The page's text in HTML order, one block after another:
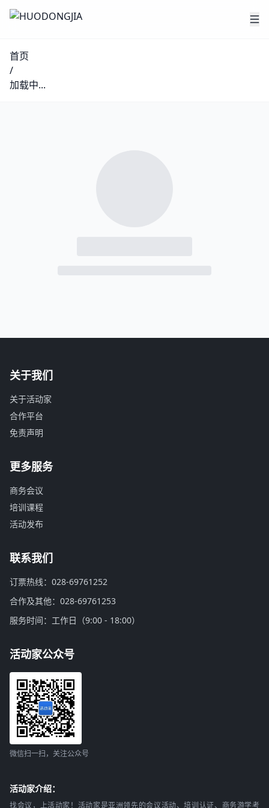
首页
/
加载中...
关于我们
关于活动家
合作平台
免责声明
更多服务
商务会议
培训课程
活动发布
联系我们
订票热线：028-69761252
合作及其他：028-69761253
服务时间：工作日（9:00 - 18:00）
活动家公众号
微信扫一扫，关注公众号
活动家介绍：
找会议，上活动家！活动家是亚洲领先的会议活动、培训认证、商务游学考